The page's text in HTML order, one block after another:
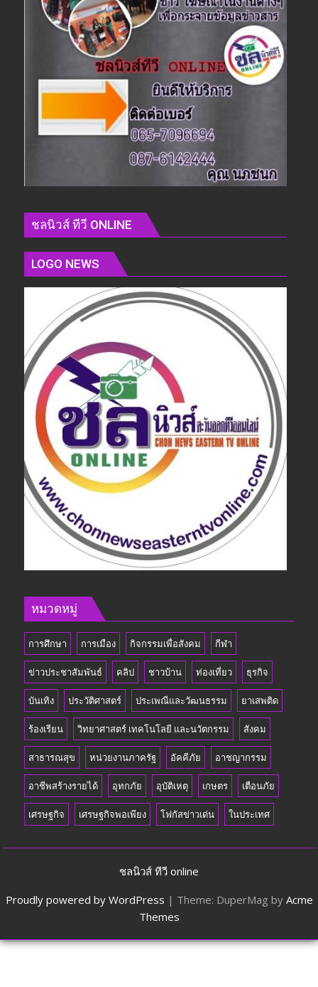
ชลนิวส์ ทีวี ONLINE
LOGO NEWS
หมวดหมู่
การศึกษา การเมือง กิจกรรมเพื่อสังคม กีฬา
ข่าวประชาสัมพันธ์ คลิป ชาวบ้าน ท่องเที่ยว ธุรกิจ
บันเทิง ประวัติศาสตร์ ประเพณีและวัฒนธรรม ยาเสพติด
ร้องเรียน วิทยาศาสตร์ เทคโนโลยี และนวัตกรรม สังคม
สาธารณสุข หน่วยงานภาครัฐ อัคคีภัย อาชญากรรม
อาชีพสร้างรายได้ อุทกภัย อุบัติเหตุ เกษตร เตือนภัย
เศรษฐกิจ เศรษฐกิจพอเพียง โฟกัสข่าวเด่น ในประเทศ
ชลนิวส์ ทีวี online
Proudly powered by WordPress | Theme: DuperMag by Acme
Themes